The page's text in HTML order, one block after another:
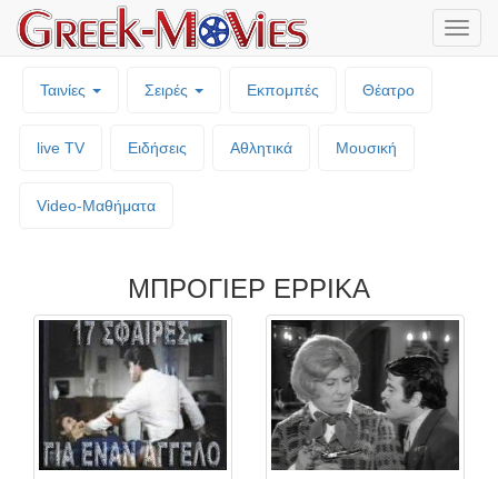
Ταινίες Σειρές Εκπομπές Θέατρο
live TV Ειδήσεις Αθλητικά Μουσική
Video-Mαθήματα
ΜΠΡΟΓΙΕΡ ΕΡΡΙΚΑ